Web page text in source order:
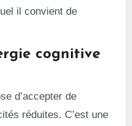
il convient de
cognitive
d’accepter de
réduites. C’est une